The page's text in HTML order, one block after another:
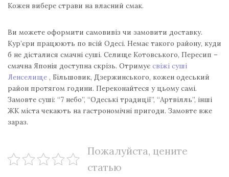
Кожен вибере страви на власний смак.
Ви можете оформити самовивіз чи замовити доставку.
Кур’єри працюють по всій Одесі. Немає такого району, куди
б не дісталися смачні суші. Селище Котовського, Пересип –
смачна Японія доступна скрізь. Отримує свіжі суші
Ленселище , Більшовик, Дзержинського, кожен одеський
район протягом години. Переконайтеся у цьому самі.
Замовте суші: “7 небо”, “Одеські традиції”, “Артвілль”, інші
ЖК міста чекають на гастрономічні пригоди. Замовте вже
зараз.
Пожалуйста, цените
статью